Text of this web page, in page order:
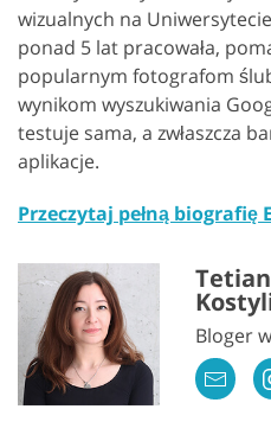
wizualnych na
ponad 5 lat pracowała,
popularnym fotografom
wynikom wyszukiwania
testuje sama, a zwłaszcza
aplikacje.
Przeczytaj pełną biografię
Bloger